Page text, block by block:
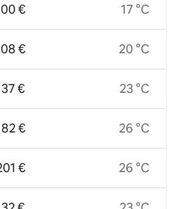
€
€
€
€
€
17 °C
20 °C
23 °C
26 °C
26 °C